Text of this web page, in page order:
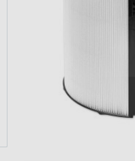
Filtr stożkowy
anemostatu
250V/350V (N)
Wysokiej jakości
Filtr klasy M5 (ISO
500,00 zł